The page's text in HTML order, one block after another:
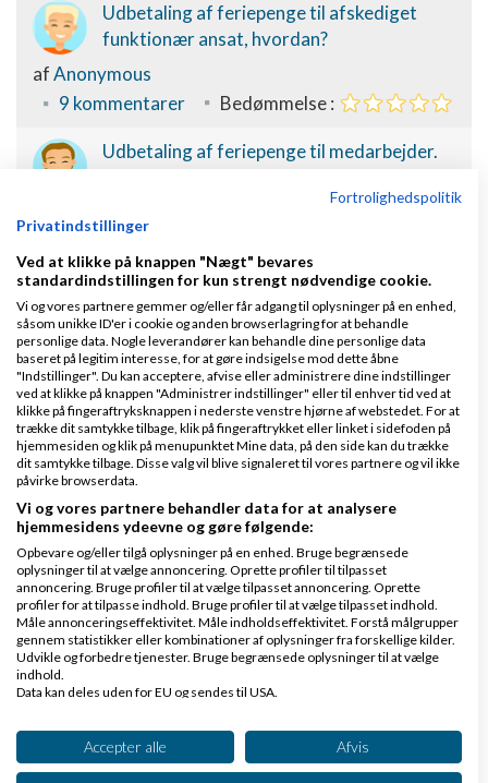
Udbetaling af feriepenge til afskediget
funktionær ansat, hvordan?
afAnonymous
9 kommentarer
Bedømmelse :
Udbetaling af feriepenge til medarbejder.
3 kommentarer
Feriepenge
af
Martin Thorborg
4 kommentarer
Bedømmelse :
Mest populære ordbøger
Hvad er en vedligeholdelsesplan
Hvad er Danløn?
Hvad er et vareparti?
Hvad er et restlager?
Fortrolighedspolitik
Privatindstillinger
Ved at klikke på knappen "Nægt" bevares
standardindstillingen for kun strengt nødvendige cookie.
Vi og vores partnere gemmer og/eller får adgang til oplysninger på en enhed,
såsom unikke ID'er i cookie og anden browserlagring for at behandle
personlige data. Nogle leverandører kan behandle dine personlige data
baseret på legitim interesse, for at gøre indsigelse mod dette åbne
"Indstillinger". Du kan acceptere, afvise eller administrere dine indstillinger
ved at klikke på knappen "Administrer indstillinger" eller til enhver tid ved at
klikke på fingeraftryksknappen i nederste venstre hjørne af webstedet. For at
trække dit samtykke tilbage, klik på fingeraftrykket eller linket i sidefoden på
hjemmesiden og klik på menupunktet Mine data, på den side kan du trække
dit samtykke tilbage. Disse valg vil blive signaleret til vores partnere og vil ikke
påvirke browserdata.
Vi og vores partnere behandler data for at analysere
hjemmesidens ydeevne og gøre følgende:
Opbevare og/eller tilgå oplysninger på en enhed. Bruge begrænsede
oplysninger til at vælge annoncering. Oprette profiler til tilpasset
annoncering. Bruge profiler til at vælge tilpasset annoncering. Oprette
profiler for at tilpasse indhold. Bruge profiler til at vælge tilpasset indhold.
Måle annonceringseffektivitet. Måle indholdseffektivitet. Forstå målgrupper
gennem statistikker eller kombinationer af oplysninger fra forskellige kilder.
Udvikle og forbedre tjenester. Bruge begrænsede oplysninger til at vælge
indhold.
Data kan deles uden for EU og sendes til USA.
Se partnerliste (2 IAB-leverandører)
Vi bruger dine data til følgende formål:
Accepter alle Afvis